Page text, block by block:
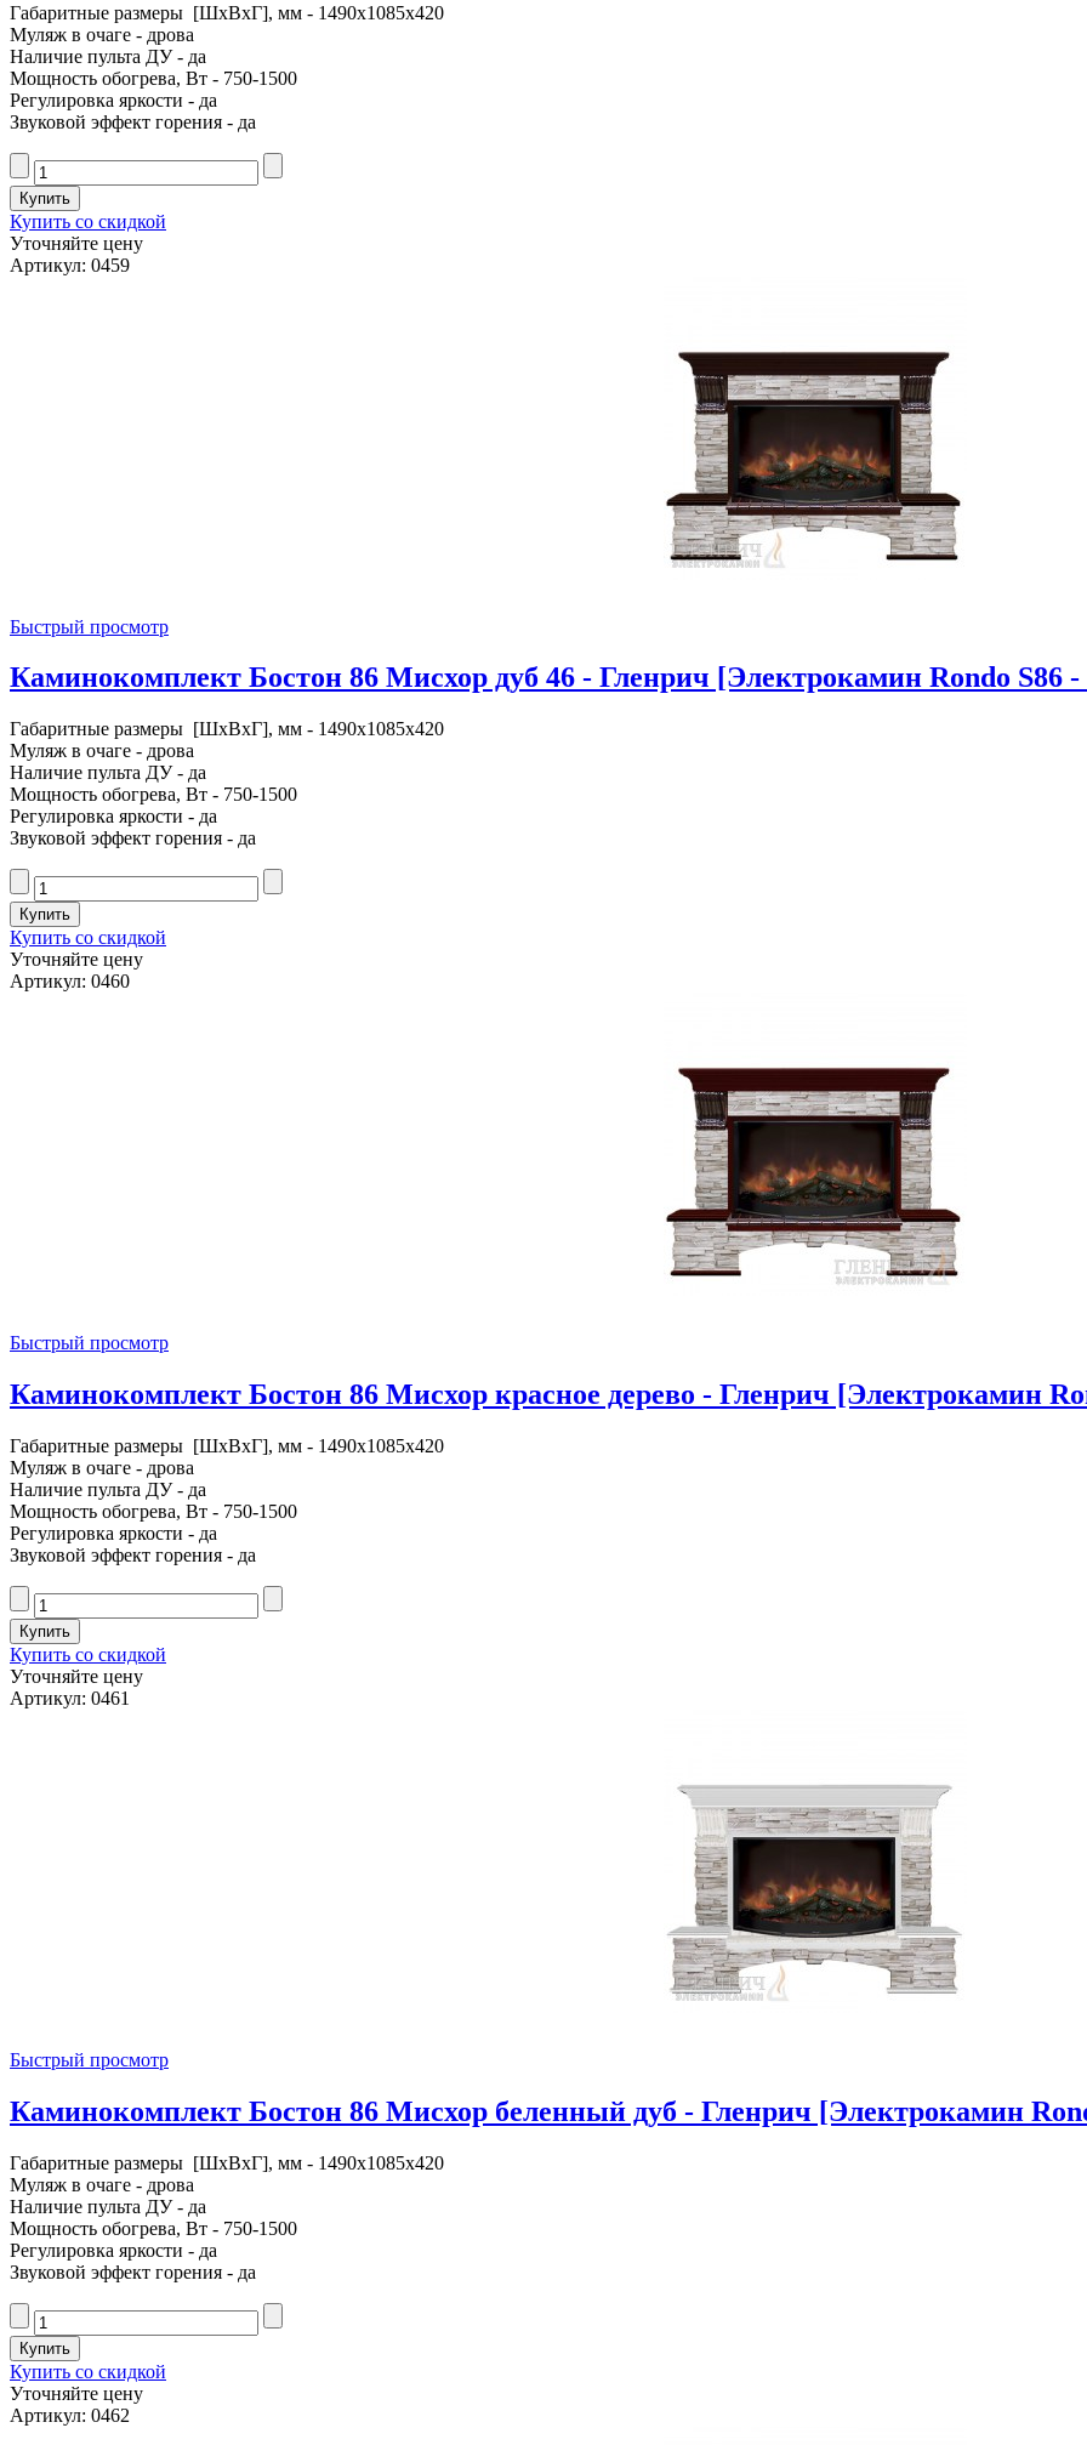
Габаритные размеры [ШxВxГ], мм - 1490x1085x420
Муляж в очаге - дрова
Наличие пульта ДУ - да
Мощность обогрева, Вт - 750-1500
Регулировка яркости - да
Звуковой эффект горения - да
Купить со скидкой
Уточняйте цену
Артикул: 0459
Быстрый просмотр
Каминокомплект Бостон 86 Мисхор дуб 46 - Гленрич [Электрокамин Rondo S86
Габаритные размеры [ШxВxГ], мм - 1490x1085x420
Муляж в очаге - дрова
Наличие пульта ДУ - да
Мощность обогрева, Вт - 750-1500
Регулировка яркости - да
Звуковой эффект горения - да
Купить со скидкой
Уточняйте цену
Артикул: 0460
Быстрый просмотр
Каминокомплект Бостон 86 Мисхор красное дерево - Гленрич [Электрокамин
Габаритные размеры [ШxВxГ], мм - 1490x1085x420
Муляж в очаге - дрова
Наличие пульта ДУ - да
Мощность обогрева, Вт - 750-1500
Регулировка яркости - да
Звуковой эффект горения - да
Купить со скидкой
Уточняйте цену
Артикул: 0461
Быстрый просмотр
Каминокомплект Бостон 86 Мисхор беленный дуб - Гленрич [Электрокамин
Габаритные размеры [ШxВxГ], мм - 1490x1085x420
Муляж в очаге - дрова
Наличие пульта ДУ - да
Мощность обогрева, Вт - 750-1500
Регулировка яркости - да
Звуковой эффект горения - да
Купить со скидкой
Уточняйте цену
Артикул: 0462